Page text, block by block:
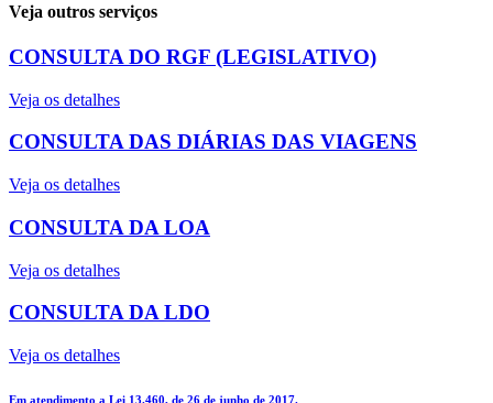
Veja outros serviços
CONSULTA DO RGF (LEGISLATIVO)
Veja os detalhes
CONSULTA DAS DIÁRIAS DAS VIAGENS
Veja os detalhes
CONSULTA DA LOA
Veja os detalhes
CONSULTA DA LDO
Veja os detalhes
Em atendimento a Lei 13.460, de 26 de junho de 2017.